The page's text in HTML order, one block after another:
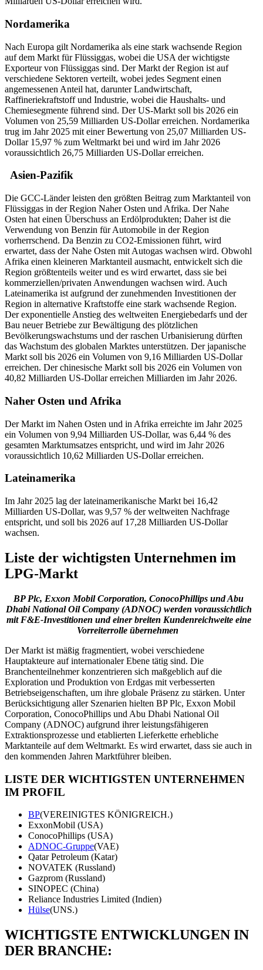
Nordamerika
Nach Europa gilt Nordamerika als eine stark wachsende Region
auf dem Markt für Flüssiggas, wobei die USA der wichtigste
Exporteur von Flüssiggas sind. Der Markt der Region ist auf
verschiedene Sektoren verteilt, wobei jedes Segment einen
angemessenen Anteil hat, darunter Landwirtschaft,
Raffineriekraftstoff und Industrie, wobei die Haushalts- und
Chemiesegmente führend sind. Der US-Markt soll bis 2026 ein
Volumen von 25,59 Milliarden US-Dollar erreichen. Nordamerika
trug im Jahr 2025 mit einer Bewertung von 25,07 Milliarden US-
Dollar 15,97 % zum Weltmarkt bei und wird im Jahr 2026
voraussichtlich 26,75 Milliarden US-Dollar erreichen.
Asien-Pazifik
Die GCC-Länder leisten den größten Beitrag zum Marktanteil von
Flüssiggas in der Region Naher Osten und Afrika. Der Nahe
Osten hat einen Überschuss an Erdölprodukten; Daher ist die
Verwendung von Benzin für Automobile in der Region
vorherrschend. Da Benzin zu CO2-Emissionen führt, wird
erwartet, dass der Nahe Osten mit Autogas wachsen wird. Obwohl
Afrika einen kleineren Marktanteil ausmacht, entwickelt sich die
Region größtenteils weiter und es wird erwartet, dass sie bei
kommerziellen/privaten Anwendungen wachsen wird. Auch
Lateinamerika ist aufgrund der zunehmenden Investitionen der
Region in alternative Kraftstoffe eine stark wachsende Region.
Der exponentielle Anstieg des weltweiten Energiebedarfs und der
Bau neuer Betriebe zur Bewältigung des plötzlichen
Bevölkerungswachstums und der raschen Urbanisierung dürften
das Wachstum des globalen Marktes unterstützen. Der japanische
Markt soll bis 2026 ein Volumen von 9,16 Milliarden US-Dollar
erreichen. Der chinesische Markt soll bis 2026 ein Volumen von
40,82 Milliarden US-Dollar erreichen Milliarden im Jahr 2026.
Naher Osten und Afrika
Der Markt im Nahen Osten und in Afrika erreichte im Jahr 2025
ein Volumen von 9,94 Milliarden US-Dollar, was 6,44 % des
gesamten Marktumsatzes entspricht, und wird im Jahr 2026
voraussichtlich 10,62 Milliarden US-Dollar erreichen.
Lateinamerika
Im Jahr 2025 lag der lateinamerikanische Markt bei 16,42
Milliarden US-Dollar, was 9,57 % der weltweiten Nachfrage
entspricht, und soll bis 2026 auf 17,28 Milliarden US-Dollar
wachsen.
Liste der wichtigsten Unternehmen im
LPG-Markt
BP Plc, Exxon Mobil Corporation, ConocoPhillips und Abu
Dhabi National Oil Company (ADNOC) werden voraussichtlich
mit F&E-Investitionen und einer breiten Kundenreichweite eine
Vorreiterrolle übernehmen
Der Markt ist mäßig fragmentiert, wobei verschiedene
Hauptakteure auf internationaler Ebene tätig sind. Die
Branchenteilnehmer konzentrieren sich maßgeblich auf die
Exploration und Produktion von Erdgas mit verbesserten
Betriebseigenschaften, um ihre globale Präsenz zu stärken. Unter
Berücksichtigung aller Szenarien hielten BP Plc, Exxon Mobil
Corporation, ConocoPhillips und Abu Dhabi National Oil
Company (ADNOC) aufgrund ihrer leistungsfähigeren
Extraktionsprozesse und etablierten Lieferkette erhebliche
Marktanteile auf dem Weltmarkt. Es wird erwartet, dass sie auch in
den kommenden Jahren Marktführer bleiben.
LISTE DER WICHTIGSTEN UNTERNEHMEN
IM PROFIL
BP(VEREINIGTES KÖNIGREICH.)
ExxonMobil (USA)
ConocoPhillips (USA)
ADNOC-Gruppe(VAE)
Qatar Petroleum (Katar)
NOVATEK (Russland)
Gazprom (Russland)
SINOPEC (China)
Reliance Industries Limited (Indien)
Hülse(UNS.)
WICHTIGSTE ENTWICKLUNGEN IN
DER BRANCHE: